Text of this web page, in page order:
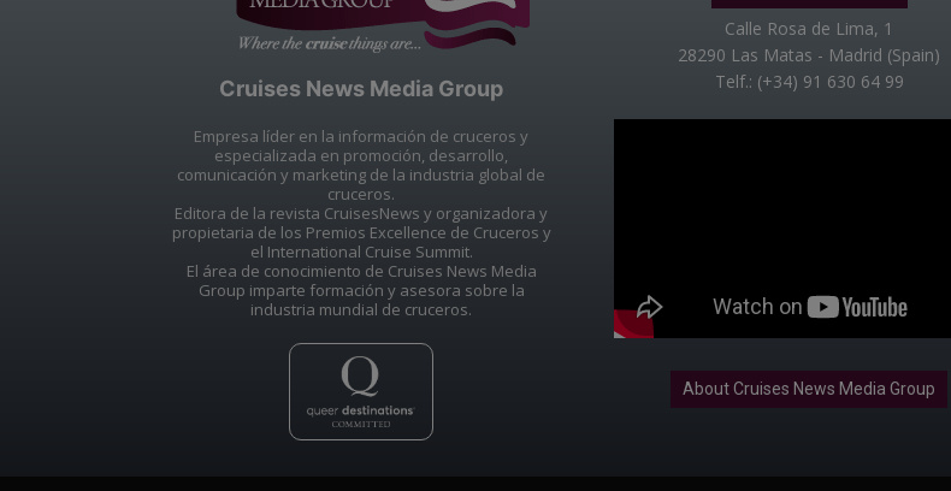
Cruises News Media Group
Empresa líder en la información de cruceros y
especializada en promoción, desarrollo,
comunicación y marketing de la industria global de
cruceros.
Editora de la revista CruisesNews y organizadora y
propietaria de los Premios Excellence de Cruceros y
el International Cruise Summit.
El área de conocimiento de Cruises News Media
Group imparte formación y asesora sobre la
industria mundial de cruceros.
Calle Rosa de Lima, 1
28290 Las Matas - Madrid (Spain)
Telf.: (+34) 91 630 64 99
About Cruises News Media Group